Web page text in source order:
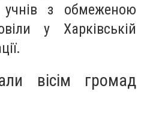
учнів з обмеженою
у Харківській
вісім громад